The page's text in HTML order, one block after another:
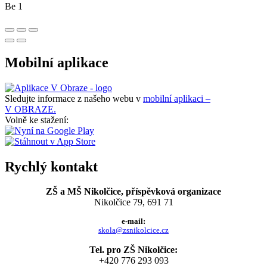
Be 1
Mobilní aplikace
Sledujte informace z našeho webu v mobilní aplikaci –
V OBRAZE.
Volně ke stažení:
Rychlý kontakt
ZŠ a MŠ Nikolčice, příspěvková organizace
Nikolčice 79, 691 71
e-mail:
skola@zsnikolcice.cz
Tel. pro ZŠ Nikolčice:
+420 776 293 093